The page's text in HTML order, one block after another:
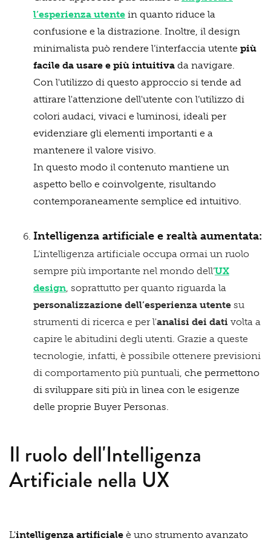
l’esperienza utente in quanto riduce la
confusione e la distrazione. Inoltre, il design
minimalista può rendere l’interfaccia utente più
facile da usare e più intuitiva da navigare.
Con l'utilizzo di questo approccio si tende ad
attirare l'attenzione dell'utente con l’utilizzo di
colori audaci, vivaci e luminosi, ideali per
evidenziare gli elementi importanti e a
mantenere il valore visivo.
In questo modo il contenuto mantiene un
aspetto bello e coinvolgente, risultando
contemporaneamente semplice ed intuitivo.
Intelligenza artificiale e realtà aumentata:
L’intelligenza artificiale occupa ormai un ruolo
sempre più importante nel mondo dell’UX
design, soprattutto per quanto riguarda la
personalizzazione dell’esperienza utente su
strumenti di ricerca e per l'analisi dei dati volta a
capire le abitudini degli utenti. Grazie a queste
tecnologie, infatti, è possibile ottenere previsioni
di comportamento più puntuali, che permettono
di sviluppare siti più in linea con le esigenze
delle proprie Buyer Personas.
Il ruolo dell'Intelligenza
Artificiale nella UX
L'intelligenza artificiale è uno strumento avanzato